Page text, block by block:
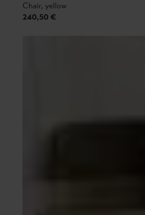
Chair, yellow
240,50 €